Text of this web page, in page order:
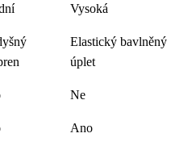
Vysoká
Elastický bavlněný
úplet
Ne
Ano